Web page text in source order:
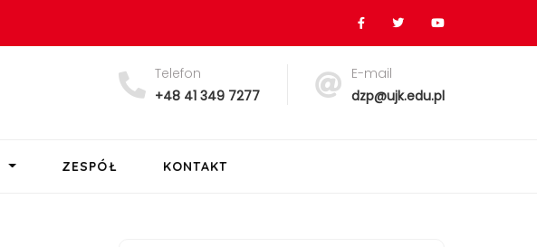
Telefon
+48 41 349 7277
E-mail
dzp@ujk.edu.pl
ZESPÓŁ KONTAKT